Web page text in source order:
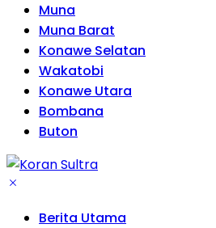
Muna
Muna Barat
Konawe Selatan
Wakatobi
Konawe Utara
Bombana
Buton
Berita Utama